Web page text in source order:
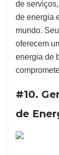
de
de energia
mundo.
oferecem
energia de
#10.
de